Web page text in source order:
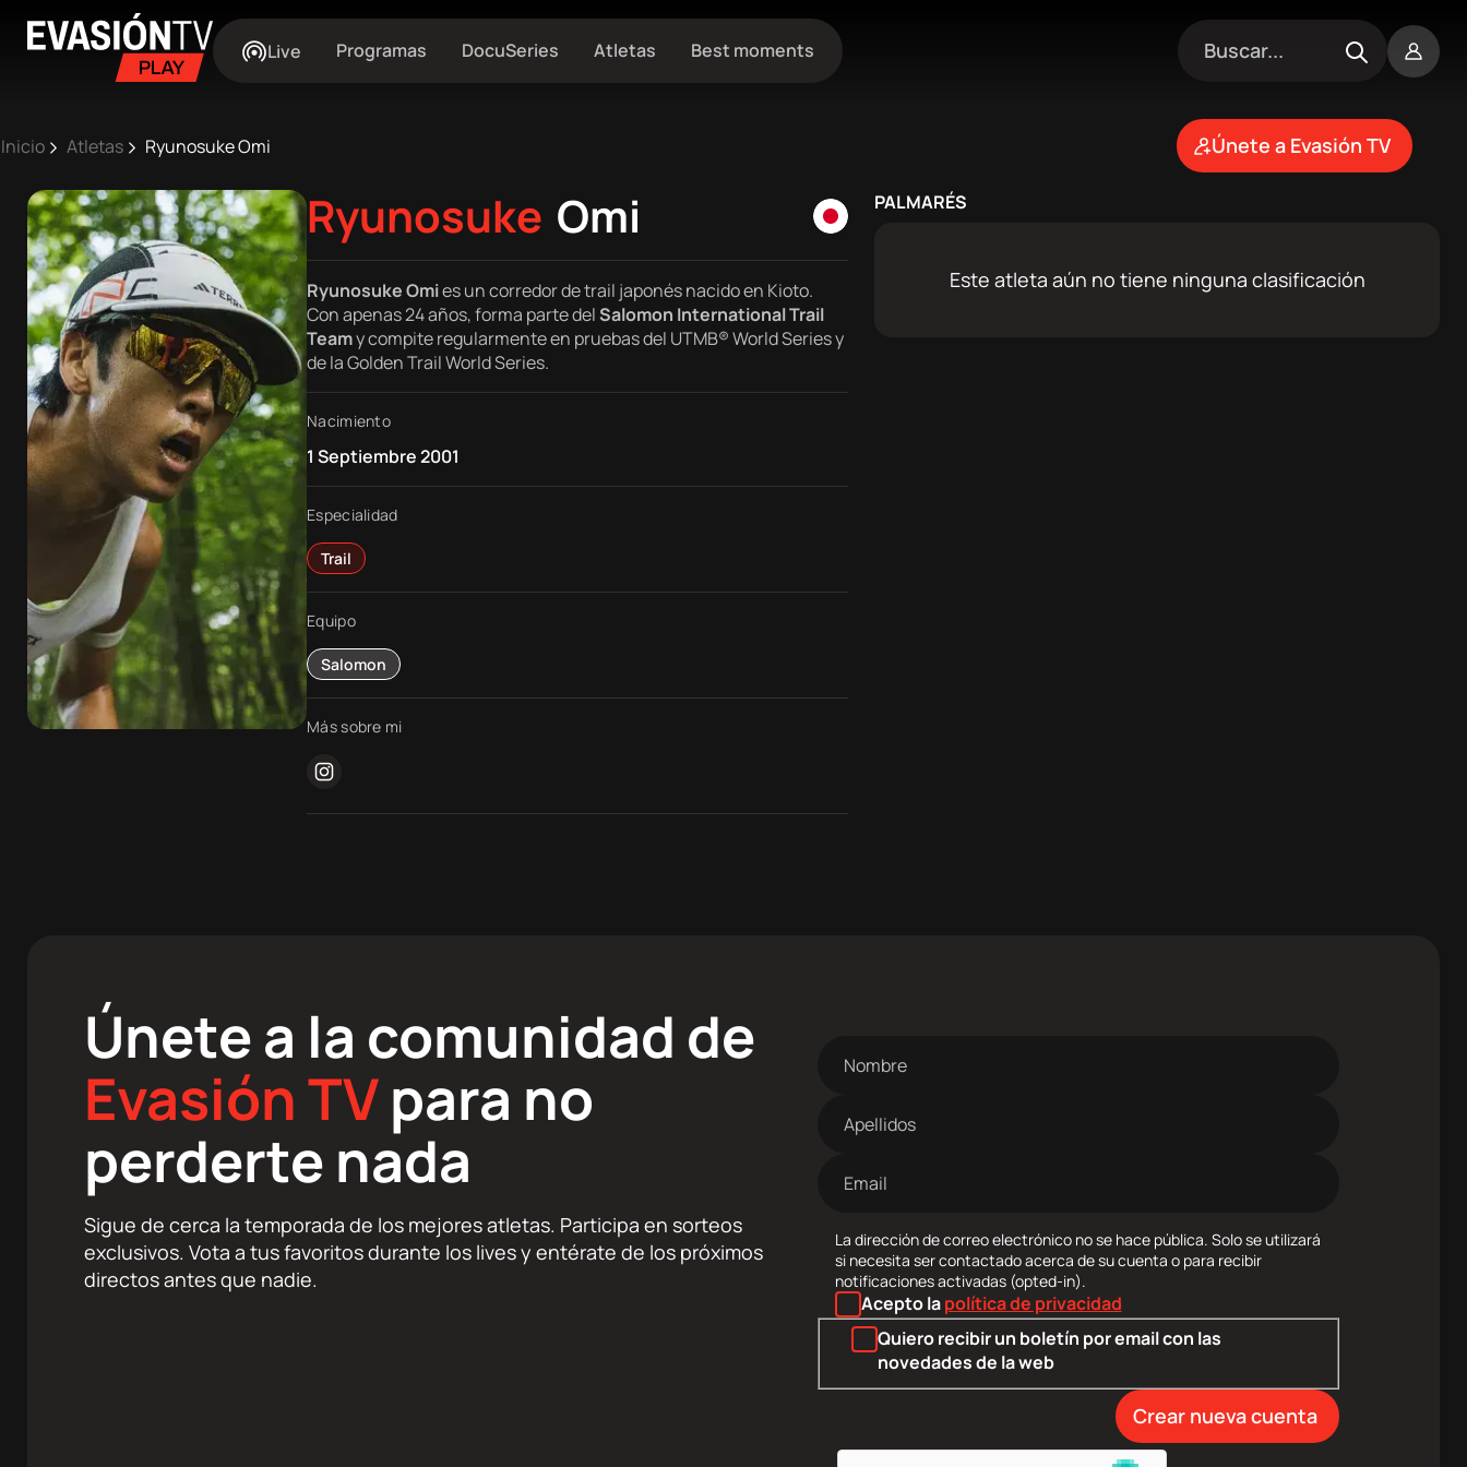
al
principal
Evasion
TV
Central
Live Programas DocuSeries Atletas Best moments
Ruta
de
navegación
Inicio Atletas Ryunosuke Omi Únete a Evasión TV
Ryunosuke Omi
Ryunosuke Omies un corredor de trail japonés nacido en Kioto.
Con apenas 24 años, forma parte delSalomon International Trail
Teamy compite regularmente en pruebas del UTMB® World Series y
de la Golden Trail World Series.
Nacimiento
1 Septiembre 2001
Especialidad
Trail
Equipo
Salomon
Más sobre mi
instagram
PALMARÉS
Este atleta aún no tiene ninguna clasificación
Únete a la comunidad de
Evasión TVpara no
perderte nada
Sigue de cerca la temporada de los mejores atletas. Participa en sorteos
exclusivos. Vota a tus favoritos durante los lives y entérate de los próximos
directos antes que nadie.
electrónico
La dirección de correo electrónico no se hace pública. Solo se utilizará
si necesita ser contactado acerca de su cuenta o para recibir
notificaciones activadas (opted-in).
Acepto lapolítica de privacidad
Quiero recibir un boletín por email con las
novedades de la web
Main
navigation
Inicio
Próximos
eventos
Best
Moments
Competiciones
Sobre
nosotros
Contacta